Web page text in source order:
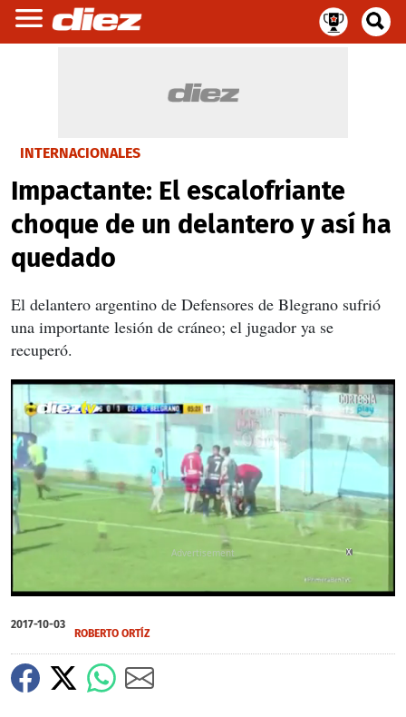
INTERNACIONALES
Impactante: El escalofriante
choque de un delantero y así ha
quedado
El delantero argentino de Defensores de Blegrano sufrió
una importante lesión de cráneo; el jugador ya se
recuperó.
seconds
of
seconds
X
2017-10-03
ROBERTO ORTÍZ